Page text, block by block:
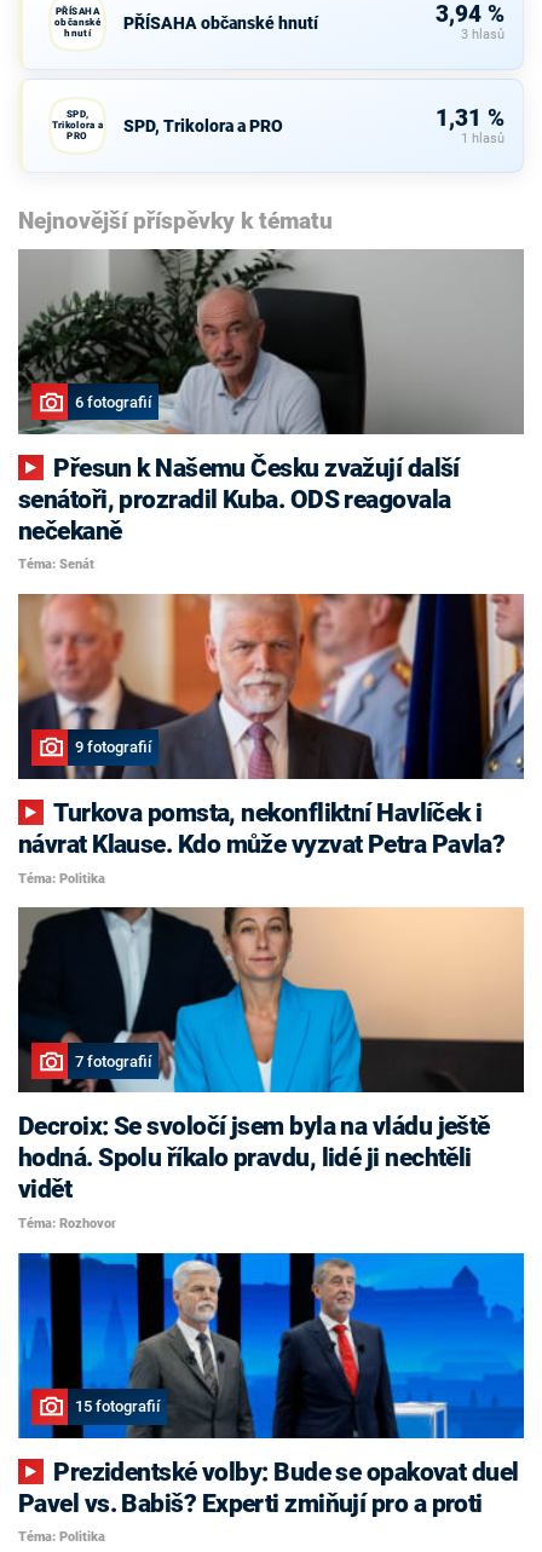
PŘÍSAHA
občanské
hnutí
PŘÍSAHA občanské hnutí 3,94 %
3 hlasů
SPD,
Trikolora a
PRO
SPD, Trikolora a PRO 1,31 %
1 hlasů
Nejnovější příspěvky k tématu
6 fotografií
senátoři, prozradil Kuba. ODS reagovala
nečekaně
Téma: Senát
9 fotografií
Turkova pomsta, nekonfliktní Havlíček i
návrat Klause. Kdo může vyzvat Petra Pavla?
Téma: Politika
7 fotografií
Decroix: Se svoločí jsem byla na vládu ještě
hodná. Spolu říkalo pravdu, lidé ji nechtěli
vidět
Téma: Rozhovor
15 fotografií
Pavel vs. Babiš? Experti zmiňují pro a proti
Téma: Politika